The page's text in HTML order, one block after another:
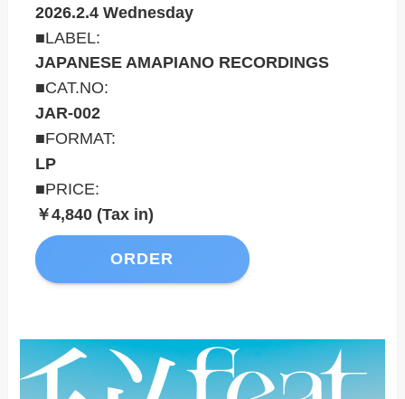
2026.2.4 Wednesday
■LABEL:
JAPANESE AMAPIANO RECORDINGS
■CAT.NO:
JAR-002
■FORMAT:
LP
■PRICE:
￥4,840 (Tax in)
ORDER